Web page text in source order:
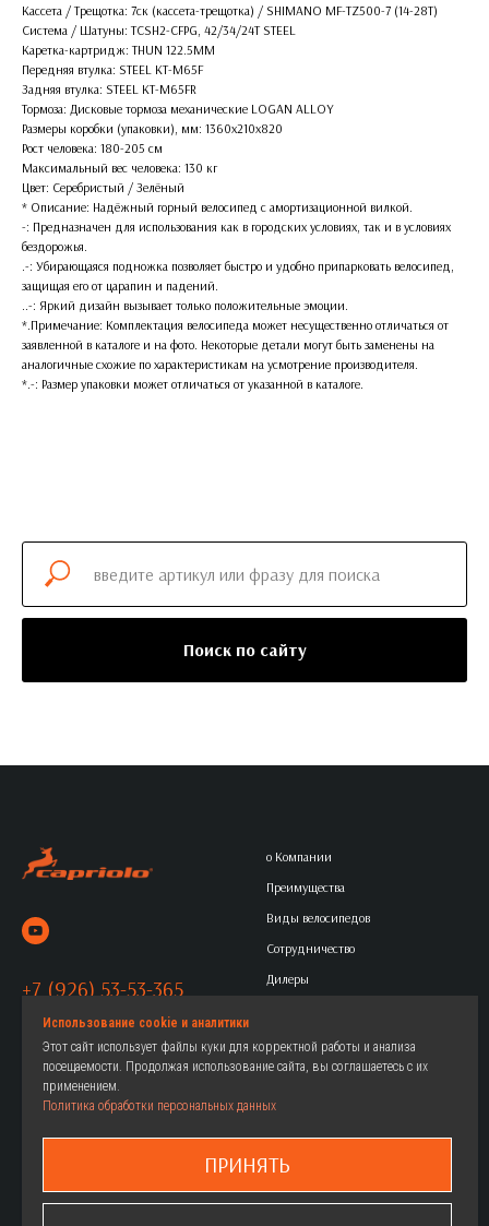
Кассета / Трещотка: 7ск (кассета-трещотка) / SHIMANO MF-TZ500-7 (14-28T)
Система / Шатуны: TCSH2-CFPG, 42/34/24T STEEL
Каретка-картридж: THUN 122.5MM
Передняя втулка: STEEL KT-M65F
Задняя втулка: STEEL KT-M65FR
Тормоза: Дисковые тормоза механические LOGAN ALLOY
Размеры коробки (упаковки), мм: 1360х210х820
Рост человека: 180-205 см
Максимальный вес человека: 130 кг
Цвет: Серебристый / Зелёный
* Описание: Надёжный горный велосипед с амортизационной вилкой.
-: Предназначен для использования как в городских условиях, так и в условиях
бездорожья.
.-: Убирающаяся подножка позволяет быстро и удобно припарковать велосипед,
защищая его от царапин и падений.
..-: Яркий дизайн вызывает только положительные эмоции.
*.Примечание: Комплектация велосипеда может несущественно отличаться от
заявленной в каталоге и на фото. Некоторые детали могут быть заменены на
аналогичные схожие по характеристикам на усмотрение производителя.
*.-: Размер упаковки может отличаться от указанной в каталоге.
Поиск по сайту
+7 (926) 53-53-365
Политика обработки
персональных данных
о Компании
Преимущества
Виды велосипедов
Сотрудничество
Дилеры
Горные
Детские
Женские велосипеды
Как выбрать
Где купить
Использование cookie и аналитики
Этот сайт использует файлы куки для корректной работы и анализа
посещаемости. Продолжая использование сайта, вы соглашаетесь с их
применением.
Политика обработки персональных данных
ПРИНЯТЬ